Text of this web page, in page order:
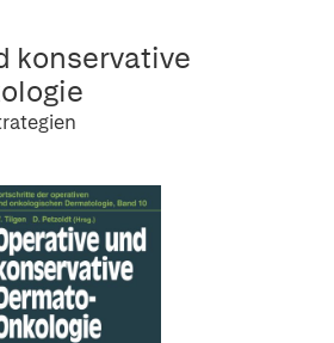
konservative